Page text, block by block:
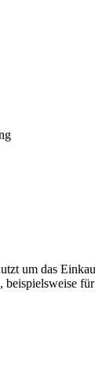
um das
beispielsweise